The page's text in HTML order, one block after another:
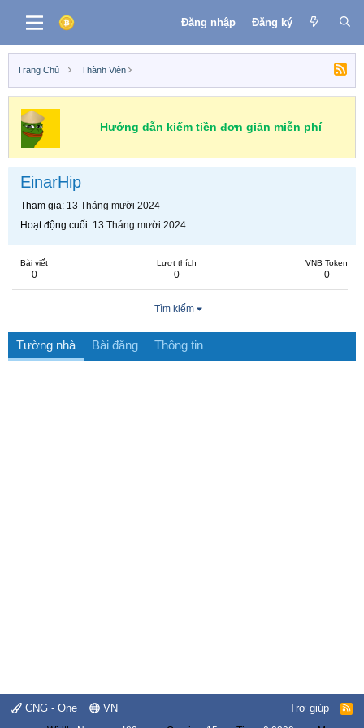
Đăng nhập Đăng ký
Trang Chủ Thành Viên
Hướng dẫn kiếm tiền đơn giản miễn phí
EinarHip
Tham gia 13 Tháng mười 2024
Hoạt động cuối 13 Tháng mười 2024
Bài viết
0
Lượt thích
0
VNB Token
0
Tìm kiếm
Tường nhà Bài đăng Thông tin
CNG - One VN Trợ giúp
R